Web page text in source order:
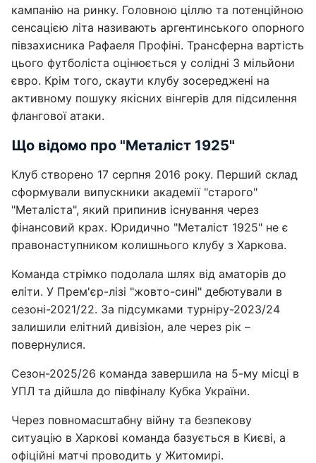
кампанію на ринку. Головною ціллю та потенційною
сенсацією літа називають аргентинського опорного
півзахисника Рафаеля Профіні. Трансферна вартість
цього футболіста оцінюється у солідні 3 мільйони
євро. Крім того, скаути клубу зосереджені на
активному пошуку якісних вінгерів для підсилення
флангової атаки.
Що відомо про "Металіст 1925"
Клуб створено 17 серпня 2016 року. Перший склад
сформували випускники академії "старого"
"Металіста", який припинив існування через
фінансовий крах. Юридично "Металіст 1925" не є
правонаступником колишнього клубу з Харкова.
Команда стрімко подолала шлях від аматорів до
еліти. У Прем'єр-лізі "жовто-сині" дебютували в
сезоні-2021/22. За підсумками турніру-2023/24
залишили елітний дивізіон, але через рік –
повернулися.
Сезон-2025/26 команда завершила на 5-му місці в
УПЛ та дійшла до півфіналу Кубка України.
Через повномасштабну війну та безпекову
ситуацію в Харкові команда базується в Києві, а
офіційні матчі проводить у Житомирі.